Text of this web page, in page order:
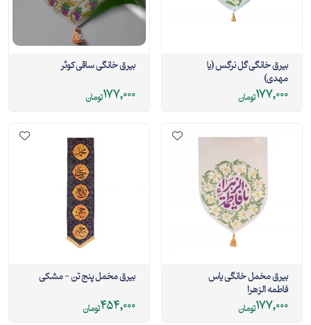
بیرق خانگی گل نرگس (یا
مهدی)
177,000تومان
بيرق خانگی ساقی كوثر
177,000تومان
بیرق مخمل خانگی یاس
فاطمه الزهرا
177,000تومان
بیرق مخمل پنج تن - مشکی
454,000تومان